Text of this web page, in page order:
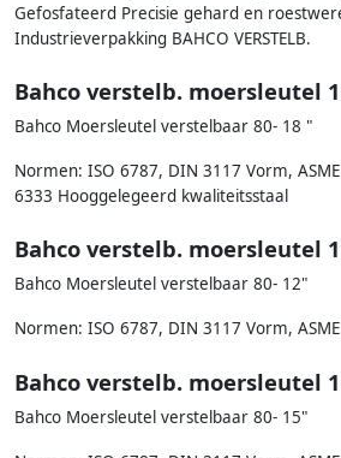
Gefosfateerd Precisie gehard en
Industrieverpakking BAHCO VERSTELB.
Bahco verstelb. moersleutel
Bahco Moersleutel verstelbaar 80- 18 "
Normen: ISO 6787, DIN 3117 Vorm,
6333 Hooggelegeerd kwaliteitsstaal
Bahco verstelb. moersleutel
Bahco Moersleutel verstelbaar 80- 12"
Normen: ISO 6787, DIN 3117 Vorm,
Bahco verstelb. moersleutel
Bahco Moersleutel verstelbaar 80- 15"